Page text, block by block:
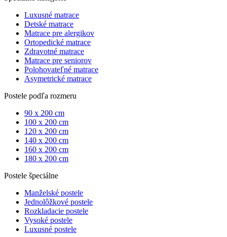
Luxusné matrace
Detské matrace
Matrace pre alergikov
Ortopedické matrace
Zdravotné matrace
Matrace pre seniorov
Polohovateľné matrace
Asymetrické matrace
Postele podľa rozmeru
90 x 200 cm
100 x 200 cm
120 x 200 cm
140 x 200 cm
160 x 200 cm
180 x 200 cm
Postele špeciálne
Manželské postele
Jednolôžkové postele
Rozkladacie postele
Vysoké postele
Luxusné postele